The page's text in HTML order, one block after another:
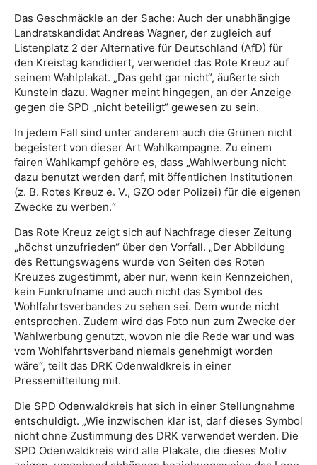
Das Geschmäckle an der Sache: Auch der unabhängige
Landratskandidat Andreas Wagner, der zugleich auf
Listenplatz 2 der Alternative für Deutschland (AfD) für
den Kreistag kandidiert, verwendet das Rote Kreuz auf
seinem Wahlplakat. „Das geht gar nicht“, äußerte sich
Kunstein dazu. Wagner meint hingegen, an der Anzeige
gegen die SPD „nicht beteiligt“ gewesen zu sein.
In jedem Fall sind unter anderem auch die Grünen nicht
begeistert von dieser Art Wahlkampagne. Zu einem
fairen Wahlkampf gehöre es, dass „Wahlwerbung nicht
dazu benutzt werden darf, mit öffentlichen Institutionen
(z. B. Rotes Kreuz e. V., GZO oder Polizei) für die eigenen
Zwecke zu werben.“
Das Rote Kreuz zeigt sich auf Nachfrage dieser Zeitung
„höchst unzufrieden“ über den Vorfall. „Der Abbildung
des Rettungswagens wurde von Seiten des Roten
Kreuzes zugestimmt, aber nur, wenn kein Kennzeichen,
kein Funkrufname und auch nicht das Symbol des
Wohlfahrtsverbandes zu sehen sei. Dem wurde nicht
entsprochen. Zudem wird das Foto nun zum Zwecke der
Wahlwerbung genutzt, wovon nie die Rede war und was
vom Wohlfahrtsverband niemals genehmigt worden
wäre“, teilt das DRK Odenwaldkreis in einer
Pressemitteilung mit.
Die SPD Odenwaldkreis hat sich in einer Stellungnahme
entschuldigt. „Wie inzwischen klar ist, darf dieses Symbol
nicht ohne Zustimmung des DRK verwendet werden. Die
SPD Odenwaldkreis wird alle Plakate, die dieses Motiv